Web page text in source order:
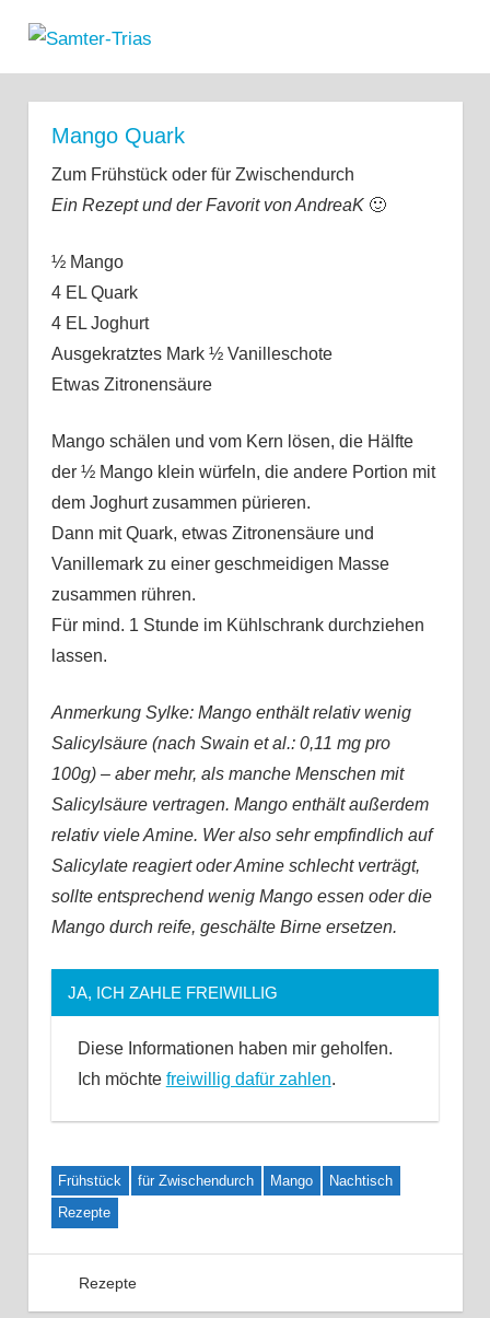
Inhalt
springen
Polypen
Salicylsäure-
Unverträglichkeit
Mango Quark
Zum Frühstück oder für Zwischendurch
Ein Rezept und der Favorit von AndreaK🙂
½ Mango
4 EL Quark
4 EL Joghurt
Ausgekratztes Mark ½ Vanilleschote
Etwas Zitronensäure
Mango schälen und vom Kern lösen, die Hälfte
der ½ Mango klein würfeln, die andere Portion mit
dem Joghurt zusammen pürieren.
Dann mit Quark, etwas Zitronensäure und
Vanillemark zu einer geschmeidigen Masse
zusammen rühren.
Für mind. 1 Stunde im Kühlschrank durchziehen
lassen.
Anmerkung Sylke: Mango enthält relativ wenig
Salicylsäure (nach Swain et al.: 0,11 mg pro
100g) – aber mehr, als manche Menschen mit
Salicylsäure vertragen. Mango enthält außerdem
relativ viele Amine. Wer also sehr empfindlich auf
Salicylate reagiert oder Amine schlecht verträgt,
sollte entsprechend wenig Mango essen oder die
Mango durch reife, geschälte Birne ersetzen.
JA, ICH ZAHLE FREIWILLIG
Diese Informationen haben mir geholfen.
Ich möchte freiwillig dafür zahlen.
Frühstück für Zwischendurch Mango
Nachtisch
Rezepte
Rezepte